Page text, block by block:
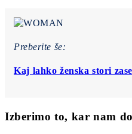
Preberite še:
Kaj lahko ženska stori
Izberimo to, kar nam